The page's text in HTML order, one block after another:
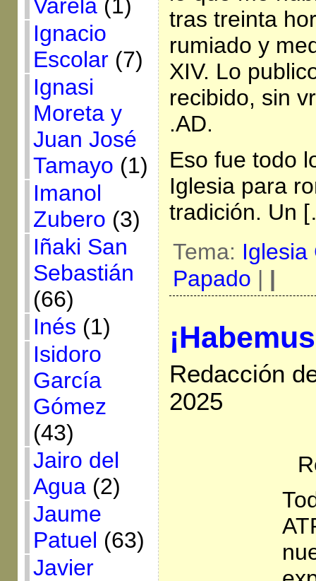
Varela(1)
Ignacio
Escolar(7)
Ignasi
Moreta y
Juan José
Tamayo (1)
Imanol
Zubero (3)
Iñaki San
Sebastián
(66)
Inés (1)
Isidoro
García
Gómez
(43)
Jairo del
Agua(2)
Jaume
Patuel (63)
Javier
tras treinta
rumiado y
XIV. Lo
recibido, sin
.AD.
Eso fue todo
Iglesia para
tradición. Un
Tema:
Papado | |
Redacción
2025